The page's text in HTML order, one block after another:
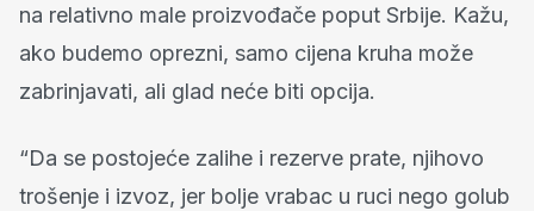
na relativno male proizvođače poput Srbije. Kažu,
ako budemo oprezni, samo cijena kruha može
zabrinjavati, ali glad neće biti opcija.
“Da se postojeće zalihe i rezerve prate, njihovo
trošenje i izvoz, jer bolje vrabac u ruci nego golub